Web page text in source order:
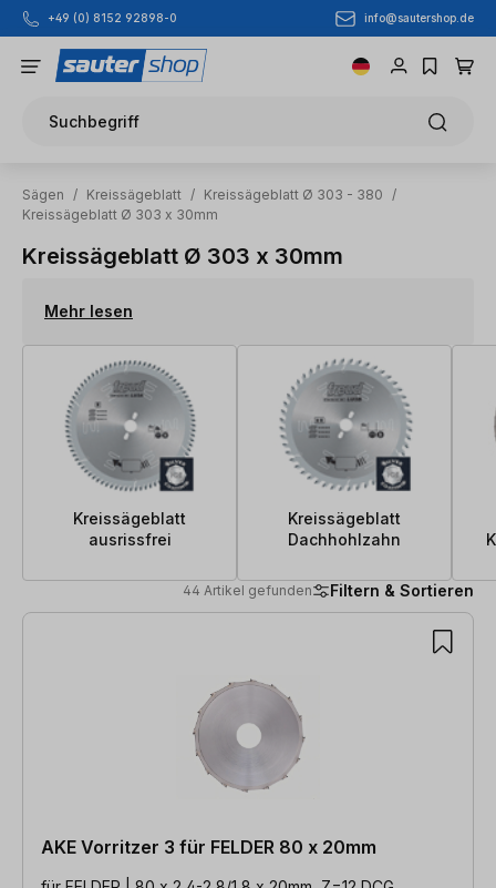
Zum Hauptinhalt springen
+49 (0) 8152 92898-0 info@sautershop.de
Suchbegriff
Sägen / Kreissägeblatt / Kreissägeblatt Ø 303 - 380
/
Kreissägeblatt Ø 303 x 30mm
Kreissägeblatt Ø 303 x 30mm
Mehr lesen
Kreissägeblatt
ausrissfrei
Kreissägeblatt
Dachhohlzahn
44 Artikel gefunden Filtern & Sortieren
44 Artikel gefunden
AKE Vorritzer 3 für FELDER 80 x 20mm